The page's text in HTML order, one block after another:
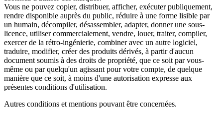
Vous ne pouvez copier, distribuer, afficher, exécuter publiquement,
rendre disponible auprès du public, réduire à une forme lisible par
un humain, décompiler, désassembler, adapter, donner une sous-
licence, utiliser commercialement, vendre, louer, traiter, compiler,
exercer de la rétro-ingénierie, combiner avec un autre logiciel,
traduire, modifier, créer des produits dérivés, à partir d'aucun
document soumis à des droits de propriété, que ce soit par vous-
même ou par quelqu'un agissant pour votre compte, de quelque
manière que ce soit, à moins d'une autorisation expresse aux
présentes conditions d'utilisation.
Autres conditions et mentions pouvant être concernées.